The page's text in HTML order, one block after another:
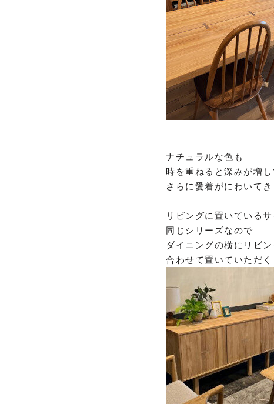
ナチュラルな色も
時を重ねると深みが増
さらに愛着がにわいてき
リビングに置いている
同じシリーズなので
ダイニングの横にリビ
合わせて置いていただく